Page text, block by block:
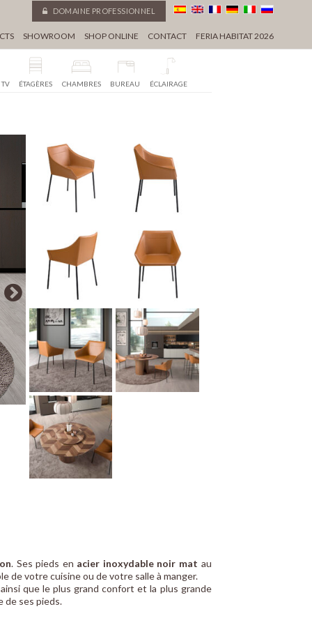
DOMAINE PROFESSIONNEL
SHOWROOM SHOP ONLINE CONTACT FERIA HABITAT 2026
ÉTAGÈRES CHAMBRES BUREAU ÉCLAIRAGE
. Ses pieds en acier inoxydable noir mat au
de votre cuisine ou de votre salle à manger.
que le plus grand confort et la plus grande
de ses pieds.